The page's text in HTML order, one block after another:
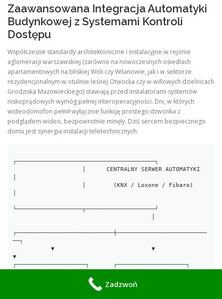
Zaawansowana Integracja Automatyki
Budynkowej z Systemami Kontroli
Dostępu
Współczesne standardy architektoniczne i instalacyjne w rejonie
aglomeracji warszawskiej (zarówno na nowoczesnych osiedlach
apartamentowych na bliskiej Woli czy Wilanowie, jak i w sektorze
rezydencjonalnym w otulinie leśnej Otwocka czy w willowych dzielnicach
Grodziska Mazowieckiego) stawiają przed instalatorami systemów
niskoprądowych wymóg pełnej interoperacyjności. Dni, w których
wideodomofon pełnił wyłącznie funkcję prostego dzwonka z
podglądem wideo, bezpowrotnie minęły. Dziś sercem bezpiecznego
domu jest synergia instalacji teletechnicznych.
┌────────────────────────────────────────┐
└───────────────────┬────────────────────┘
┌────────────────────────────┼──────────────────────────
──┐
           ▼                            ▼
▼
┌────────────────────┐       ┌────────────────────┐
│   WIDEODOMOFON     │       │ SYSTEM ALARMOWY    │
Zadzwoń